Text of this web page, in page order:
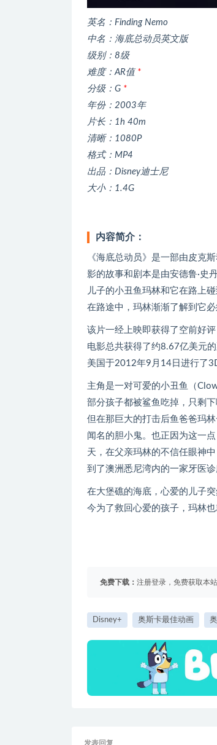
英名：Finding Nemo
中名：海底总动员英文版
级别：8级
难度：AR值 *
分级：G *
年份：2003年
片长：1h 40m
清晰：1080P
格式：MP4
出品：Disney迪士尼
大小：1.4G
内容简介：
《海底总动员》是一部由皮克
影的故事和剧本是由安德鲁·史
儿子的小丑鱼玛林和它在路上
在路途中，玛林渐渐了解到它
该片一经上映即获得了空前好
电影总共获得了约8.67亿美元
美国于2012年9月14日进行了
主角是一对可爱的小丑鱼（
部分孩子都被鲨鱼吃掉，只剩
但在那巨大的打击后鱼爸爸玛
闻名的胆小鬼。也正因为这一
天，在父亲玛林的不信任眼神
到了澳洲悉尼湾内的一家牙医诊
在大堡礁的海底，心爱的儿子
今为了救回心爱的孩子，玛林
免费下载： 注册登录，免费获取本
Disney+ 奥斯卡最佳动画
发表回复